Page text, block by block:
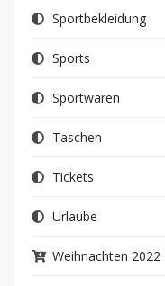
Sportbekleidung
Sports
Sportwaren
Taschen
Tickets
Urlaube
Weihnachten 2022